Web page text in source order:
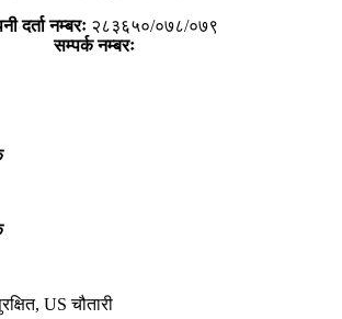
दर्ता नम्बरः२८३६५०/०७८/०७९
सम्पर्क नम्बरः
US चौतारी